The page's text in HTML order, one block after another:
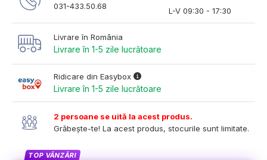
031-433.50.68
L-V 09:30 - 17:30
Livrare în România
Livrare în 1-5 zile lucrătoare
Ridicare din Easybox
Livrare în 1-5 zile lucrătoare
2 persoane se uită la acest produs.
Grăbește-te! La acest produs, stocurile sunt limitate.
TOP VÂNZĂRI